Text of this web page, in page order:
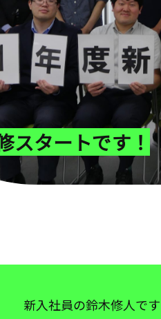
スタートです！
新入社員の鈴木修人です